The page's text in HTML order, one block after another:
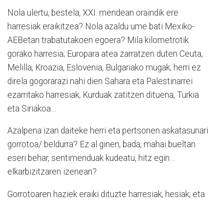
Nola ulertu, bestela, XXI. mendean oraindik ere
harresiak eraikitzea? Nola azaldu ume bati Mexiko-
AEBetan trabatutakoen egoera? Mila kilometrotik
gorako harresia; Europara atea zarratzen duten Ceuta,
Melilla, Kroazia, Eslovenia, Bulgariako mugak; herri ez
direla gogorarazi nahi dien Sahara eta Palestinarrei
ezarritako harresiak; Kurduak zatitzen dituena, Turkia
eta Siriakoa…
Azalpena izan daiteke herri eta pertsonen askatasunari
gorrotoa/ beldurra? Ez al ginen, bada, mahai bueltan
eseri behar, sentimenduak kudeatu, hitz egin…
elkarbizitzaren izenean?
Gorrotoaren haziek eraiki dituzte harresiak, hesiak; eta